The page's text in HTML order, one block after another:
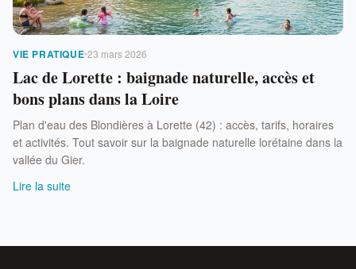
VIE PRATIQUE 23 mars 2026
Lac de Lorette : baignade naturelle, accès et
bons plans dans la Loire
Plan d'eau des Blondières à Lorette (42) : accès, tarifs, horaires
et activités. Tout savoir sur la baignade naturelle lorétaine dans la
vallée du Gier.
Lire la suite